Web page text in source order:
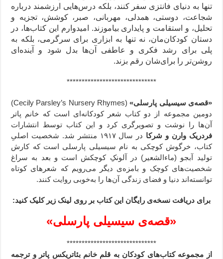
تنها به دنیای فانتزی سفر کنند، بلکه درس‌هایی ارزشمند درباره
شجاعت، دوستی، همدلی، مهربانی، صبر، کوشش، تجزیه و
تحلیل، و استقامت و پایداری بیاموزند. امیدوارم این کتاب‌ها، در
دستان کودکان‌مان، نه تنها به ابزاری برای سرگرمی، بلکه به
پلی برای رشد فکری و عاطفی آن‌ها بدل شود و آینده‌ای
روشن‌تر را برای‌شان رقم بزند.
******************************
«قصه‌ی سیسیلی پارسلی»
(Cecily Parsley’s Nursery Rhymes)
دومین مجموعه از دو کتاب شعر کودکانه‌ای است که خانم پاتر
آن‌ها را نوشت و تصویرگری کرد و این کتاب توسط انتشارات
فردریک وارن و شرکا
در سال ۱۹۱۷ منتشر شد. شخصیت اصلیِ
کتاب، خرگوش کوچکی به نام سیسیلی پارسلی است که کارش
تولید آبجو (ماءالشعیر) در آلونکِ کوچکش است و بعد به سراغ
شخصیت‌های کوچک و بامزه‌ی دیگر می‌رویم که شعرهای کوتاه
توانسته‌اند دنیا و فضای زندگی آن‌ها را به‌خوبی روایت کنند.
برای دریافت نسخه‌ی رایگان این کتاب بر روی لینک زیر کلیک کنید:
«قصه‌ی سیسیلی پارسلی»
******************************
از مجموعه کتاب‌های کودکان به قلم خانم بئاتریکس پاتر و ترجمه